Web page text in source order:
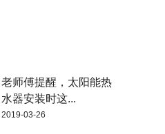
老师傅提醒，太阳能热
水器安装时这...
2019-03-26